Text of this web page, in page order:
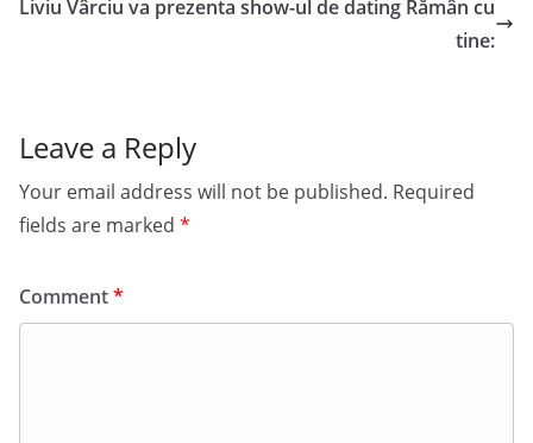
Liviu Vârciu va prezenta show-ul de dating Rămân cu
tine:
Leave a Reply
Your email address will not be published. Required
fields are marked *
Comment*